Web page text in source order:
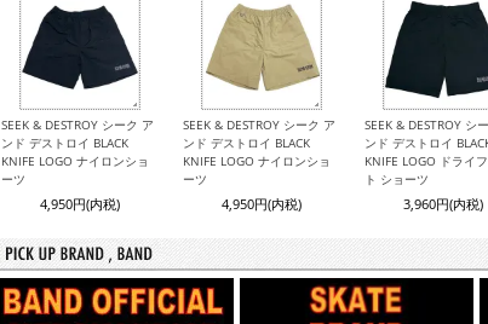
SEEK & DESTROY シーク ア
ンド デストロイ BLACK
KNIFE LOGO ナイロンショ
ーツ
4,950円(内税)
SEEK & DESTROY シーク ア
ンド デストロイ BLACK
KNIFE LOGO ナイロンショ
ーツ
4,950円(内税)
SEEK & DESTROY シ
ンド デストロイ
KNIFE LOGO ドライ
ト ショーツ
3,960円(内税)